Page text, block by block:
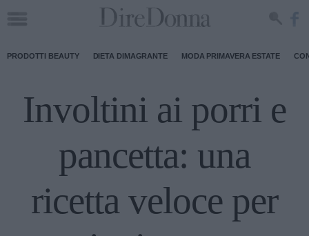
PRODOTTI BEAUTY DIETA DIMAGRANTE MODA PRIMAVERA ESTATE
Involtini ai porri e
pancetta: una
ricetta veloce per